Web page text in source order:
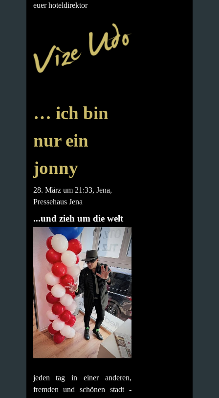
euer hoteldirektor
… ich bin
nur ein
jonny
28. März um 21:33, Jena,
Pressehaus Jena
...und zieh um die welt
jeden tag in einer anderen,
fremden und schönen stadt -